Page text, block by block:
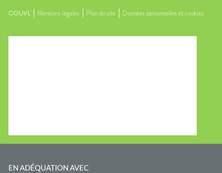
CGUVL Mentions légales Plan du site Données personnelles et cookies
EN ADÉQUATION AVEC